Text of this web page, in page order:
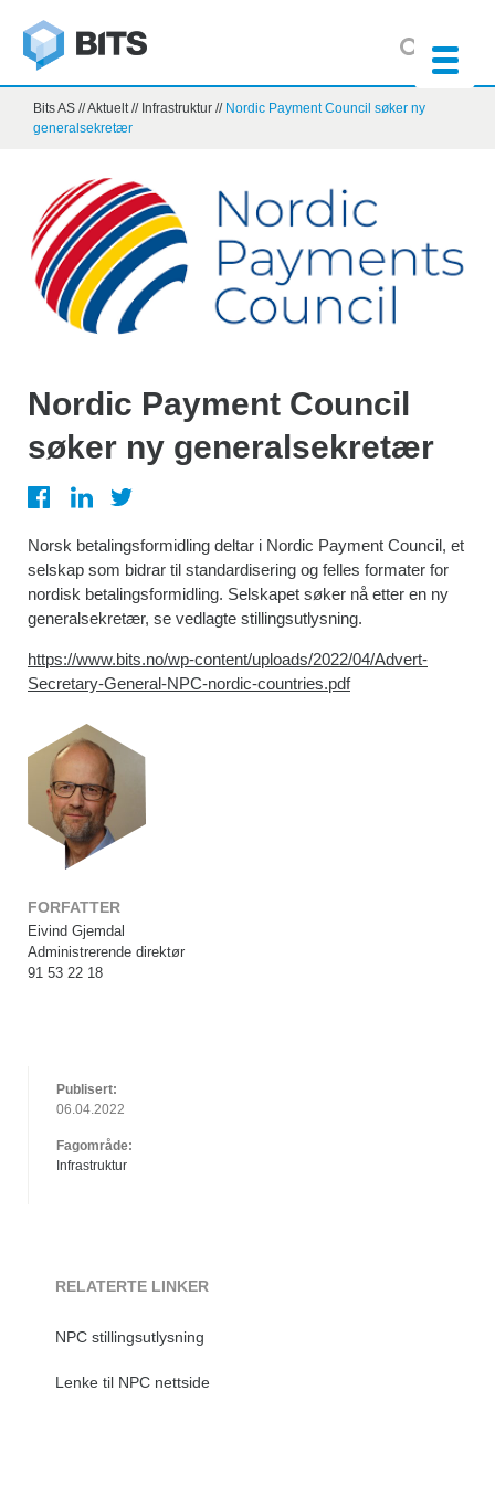
Bits AS //Aktuelt// Infrastruktur // Nordic Payment Council søker ny
generalsekretær
Nordic Payment Council
søker ny generalsekretær
Norsk betalingsformidling deltar i Nordic Payment Council, et
selskap som bidrar til standardisering og felles formater for
nordisk betalingsformidling. Selskapet søker nå etter en ny
generalsekretær, se vedlagte stillingsutlysning.
https://www.bits.no/wp-content/uploads/2022/04/Advert-
Secretary-General-NPC-nordic-countries.pdf
FORFATTER
Eivind Gjemdal
Administrerende direktør
91 53 22 18
Publisert:
06.04.2022
Fagområde:
Infrastruktur
RELATERTE LINKER
NPC stillingsutlysning
Lenke til NPC nettside